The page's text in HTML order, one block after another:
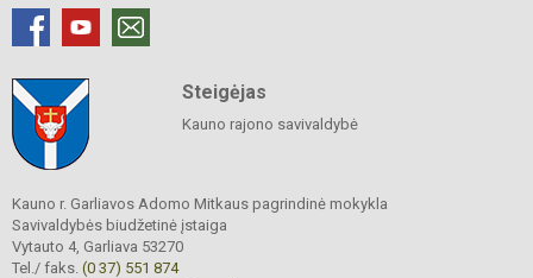
Steigėjas
Kauno rajono savivaldybė
Kauno r. Garliavos Adomo Mitkaus pagrindinė mokykla
Savivaldybės biudžetinė įstaiga
Vytauto 4, Garliava 53270
Tel./ faks. (0 37) 551 874